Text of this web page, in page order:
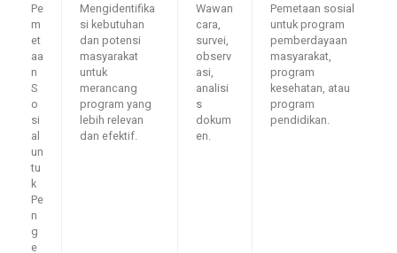
Pe
m
et
aa
n
S
o
si
al
un
tu
k
Pe
n
g
e
Mengidentifika
si kebutuhan
dan potensi
masyarakat
untuk
merancang
program yang
lebih relevan
dan efektif.
Wawan
cara,
survei,
observ
asi,
analisi
s
dokum
en.
Pemetaan sosial
untuk program
pemberdayaan
masyarakat,
program
kesehatan, atau
program
pendidikan.